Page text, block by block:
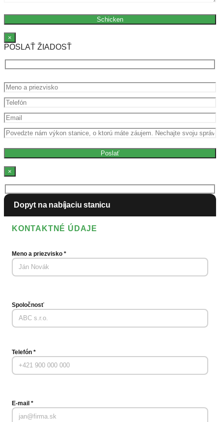
×
POSLAŤ ŽIADOSŤ
×
KONTAKTNÉ ÚDAJE
Meno a priezvisko *
Spoločnosť
Telefón *
E-mail *